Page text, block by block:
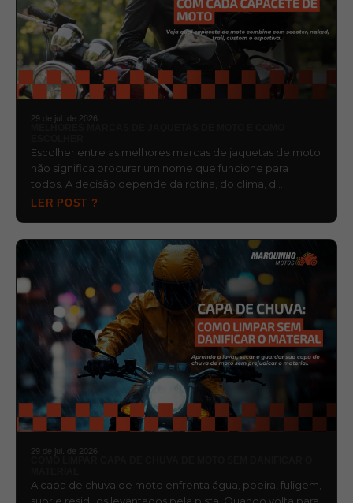
29 de jul. de 2026
Escolher entre as melhores marcas de jaquetas de moto
não significa procurar um nome que funcione para
todos. A decisão depende da rotina, do clima, d…
LER POST ?
29 de jul. de 2026
A capa de chuva de moto enfrenta água, poeira, fuligem,
suor e resíduos levantados pela pista. Quando volta para